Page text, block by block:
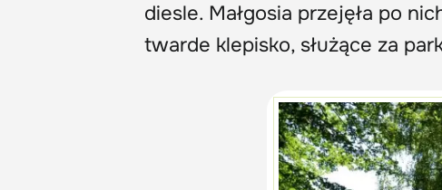
diesle. Małgosia przejęła po
twarde klepisko, służące za